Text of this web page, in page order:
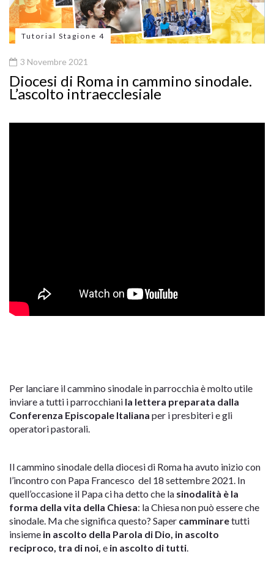
Tutorial Stagione 4
3 Novembre 2021
Diocesi di Roma in cammino sinodale.
L’ascolto intraecclesiale
Per lanciare il cammino sinodale in parrocchia è molto utile
inviare a tutti i parrocchiani la lettera preparata dalla
Conferenza Episcopale Italiana per i presbiteri e gli
operatori pastorali.
Il cammino sinodale della diocesi di Roma ha avuto inizio con
l’incontro con Papa Francesco del 18 settembre 2021. In
quell’occasione il Papa ci ha detto che la sinodalità è la
forma della vita della Chiesa: la Chiesa non può essere che
sinodale. Ma che significa questo? Saper camminaretutti
insieme in ascolto della Parola di Dio, in ascolto
reciproco, tra di noi, e in ascolto di tutti.